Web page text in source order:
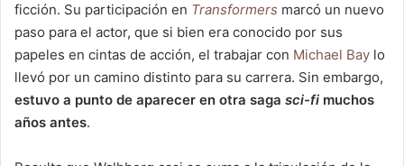
ficción. Su participación en Transformers marcó un nuevo
paso para el actor, que si bien era conocido por sus
papeles en cintas de acción, el trabajar con Michael Bay lo
llevó por un camino distinto para su carrera. Sin embargo,
estuvo a punto de aparecer en otra saga sci-fi muchos
años antes.